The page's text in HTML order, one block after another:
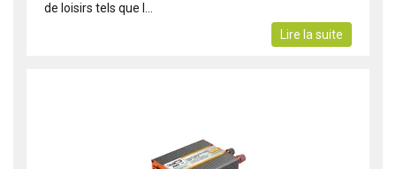
de loisirs tels que l...
Lire la suite